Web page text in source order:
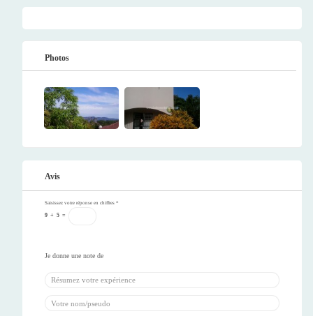
Photos
Avis
Saisissez votre réponse en chiffres *
9 + 5 =